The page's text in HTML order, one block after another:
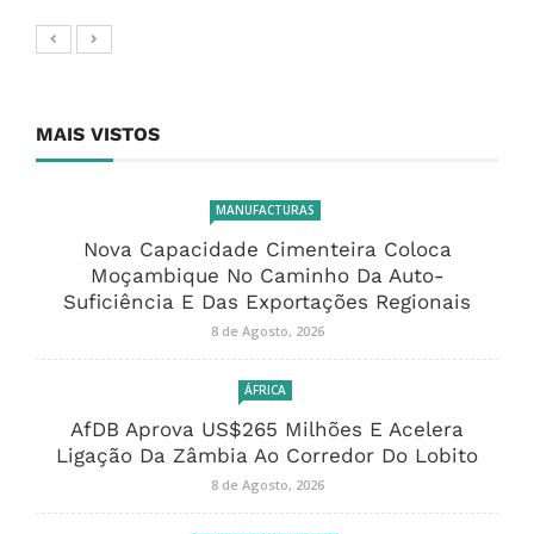
MAIS VISTOS
MANUFACTURAS
Nova Capacidade Cimenteira Coloca
Moçambique No Caminho Da Auto-
Suficiência E Das Exportações Regionais
8 de Agosto, 2026
ÁFRICA
AfDB Aprova US$265 Milhões E Acelera
Ligação Da Zâmbia Ao Corredor Do Lobito
8 de Agosto, 2026